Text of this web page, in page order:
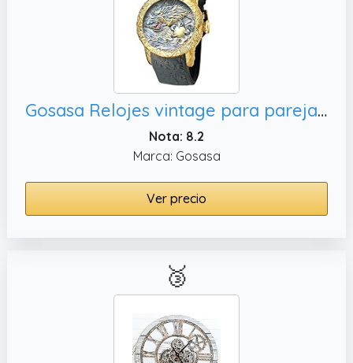
Gosasa Relojes vintage para parejas para hombres y mujeres, Lujo
Nota: 8.2
Marca: Gosasa
Ver precio
🥉